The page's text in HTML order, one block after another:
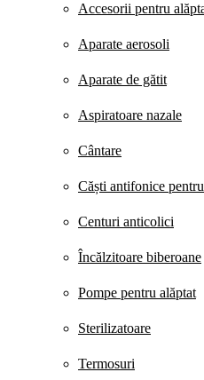
Accesorii pentru
Aparate aerosoli
Aparate de gătit
Aspiratoare nazale
Cântare
Căști antifonice
Centuri anticolici
Încălzitoare biberoane
Pompe pentru alăptat
Sterilizatoare
Termosuri